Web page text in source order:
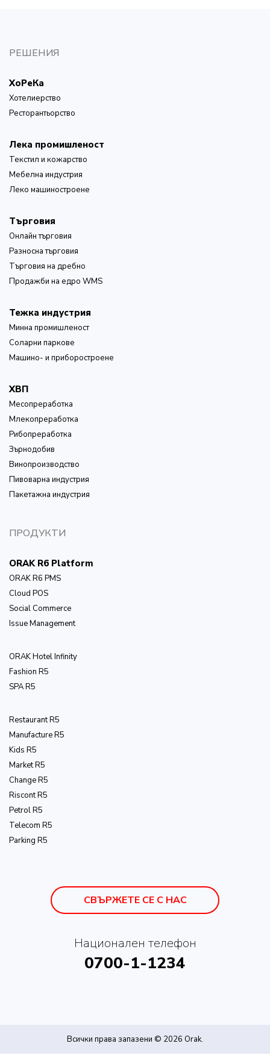
РЕШЕНИЯ
ХоРеКа
Хотелиерство
Ресторантьорство
Лека промишленост
Текстил и кожарство
Мебелна индустрия
Леко машиностроене
Търговия
Онлайн търговия
Разносна търговия
Търговия на дребно
Продажби на едро WMS
Тежка индустрия
Минна промишленост
Соларни паркове
Машино- и приборостроене
ХВП
Месопреработка
Млекопреработка
Рибопреработка
Зърнодобив
Винопроизводство
Пивоварна индустрия
Пакетажна индустрия
ПРОДУКТИ
ORAK R6 Platform
ORAK R6 PMS
Cloud POS
Social Commerce
Issue Management
ОRAK Hotel Infinity
Fashion R5
SPA R5
Restaurant R5
Manufacture R5
Kids R5
Market R5
Change R5
Riscont R5
Petrol R5
Telecom R5
Parking R5
СВЪРЖЕТЕ СЕ С НАС
Национален телефон
0700-1-1234
Всички права запазени © 2026 Orak.